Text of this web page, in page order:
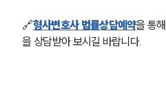
🔗형사변호사 법률상담예약을 통
을 상담받아 보시길 바랍니다.